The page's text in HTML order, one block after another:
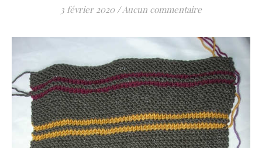
3 février 2020 / Aucun commentaire